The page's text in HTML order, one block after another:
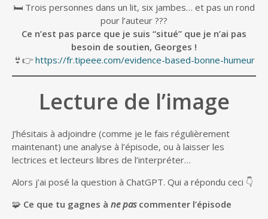
🛏️ Trois personnes dans un lit, six jambes… et pas un rond
pour l’auteur ???
Ce n’est pas parce que je suis “situé” que je n’ai pas
besoin de soutien, Georges !
👙👉 https://fr.tipeee.com/evidence-based-bonne-humeur
Lecture de l’image
J’hésitais à adjoindre (comme je le fais régulièrement
maintenant) une analyse à l’épisode, ou à laisser les
lectrices et lecteurs libres de l’interpréter…
Alors j’ai posé la question à ChatGPT. Qui a répondu ceci 👇
🧩 Ce que tu gagnes à ne pascommenter l’épisode